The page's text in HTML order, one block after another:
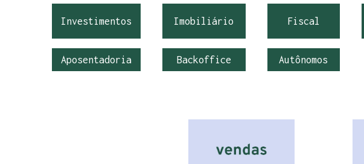
Investimentos Imobiliário Fiscal
Aposentadoria Backoffice Autônomos